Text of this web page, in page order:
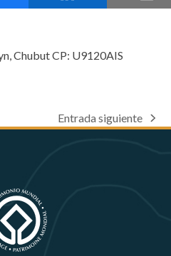
Chubut CP: U9120AIS
next
Entrada siguiente